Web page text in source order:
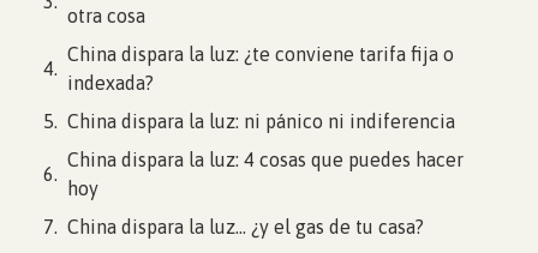
otra cosa
China dispara la luz: ¿te conviene tarifa fija o
indexada?
China dispara la luz: ni pánico ni indiferencia
China dispara la luz: 4 cosas que puedes hacer
hoy
China dispara la luz… ¿y el gas de tu casa?